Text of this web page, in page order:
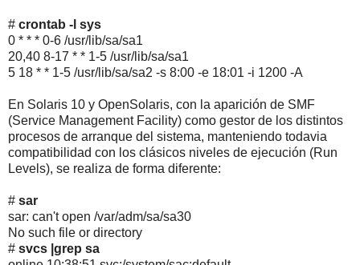
# crontab -l sys
0 * * * 0-6 /usr/lib/sa/sa1
20,40 8-17 * * 1-5 /usr/lib/sa/sa1
5 18 * * 1-5 /usr/lib/sa/sa2 -s 8:00 -e 18:01 -i 1200 -A
En Solaris 10 y OpenSolaris, con la aparición de SMF
(Service Management Facility) como gestor de los distintos
procesos de arranque del sistema, manteniendo todavia
compatibilidad con los clásicos niveles de ejecución (Run
Levels), se realiza de forma diferente:
# sar
sar: can't open /var/adm/sa/sa30
No such file or directory
# svcs |grep sa